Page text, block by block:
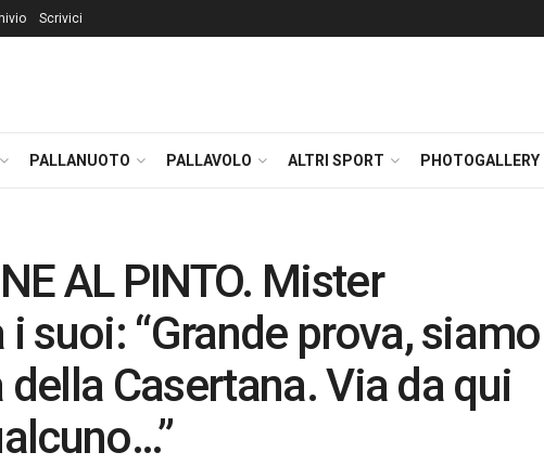
Scrivici
PALLANUOTO PALLAVOLO ALTRI SPORT PHOTOGALLERY
AL PINTO. Mister
suoi: “Grande prova, siamo
della Casertana. Via da qui